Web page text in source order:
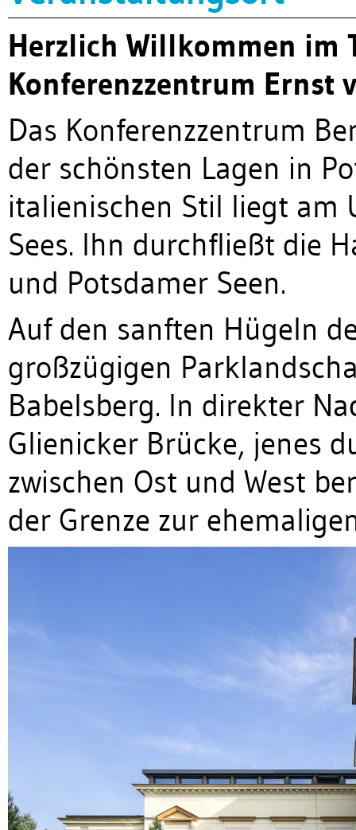
Herzlich Willkommen im
Konferenzzentrum Ernst
Das Konferenzzentrum
der schönsten Lagen in
italienischen Stil liegt am
Sees. Ihn durchfließt die
und Potsdamer Seen.
Auf den sanften Hügeln
großzügigen
Babelsberg. In direkter
Glienicker Brücke, jenes
zwischen Ost und West
der Grenze zur